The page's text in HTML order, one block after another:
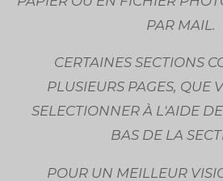
PAR MAIL.
CERTAINES SECTIONS
PLUSIEURS PAGES, QUE
SELECTIONNER À L'AIDE
BAS DE LA
POUR UN MEILLEUR